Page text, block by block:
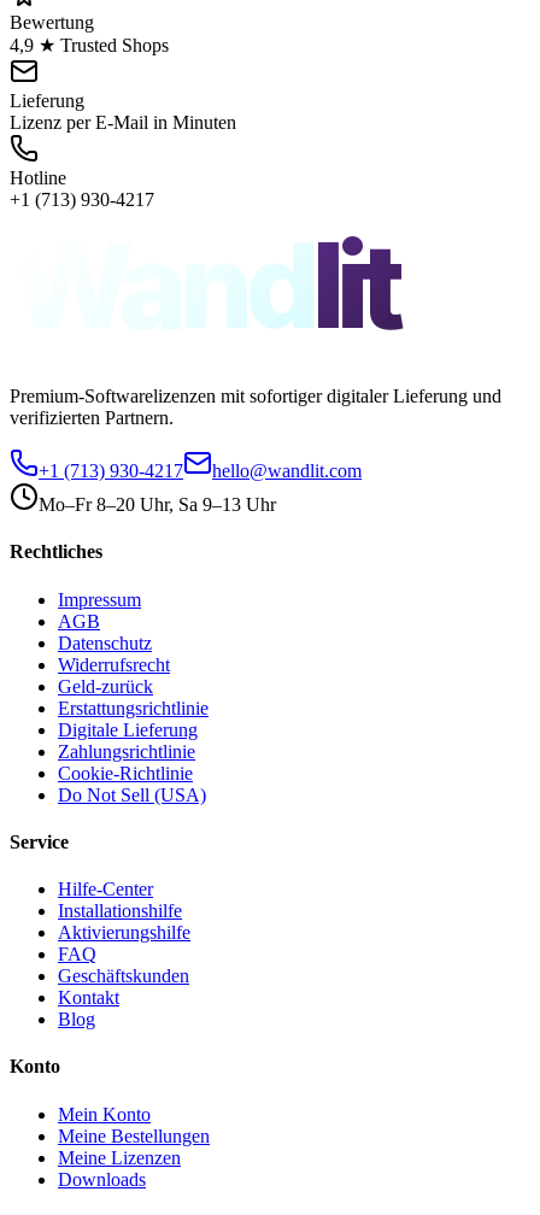
Bewertung
4,9 ★ Trusted Shops
Lieferung
Lizenz per E-Mail in Minuten
Hotline
+1 (713) 930-4217
Wandlit
Premium-Softwarelizenzen mit sofortiger digitaler Lieferung und
verifizierten Partnern.
+1 (713) 930-4217
hello@wandlit.com
Mo–Fr 8–20 Uhr, Sa 9–13 Uhr
Rechtliches
Impressum
AGB
Datenschutz
Widerrufsrecht
Geld-zurück
Erstattungsrichtlinie
Digitale Lieferung
Zahlungsrichtlinie
Cookie-Richtlinie
Do Not Sell (USA)
Service
Hilfe-Center
Installationshilfe
Aktivierungshilfe
FAQ
Geschäftskunden
Kontakt
Blog
Konto
Mein Konto
Meine Bestellungen
Meine Lizenzen
Downloads